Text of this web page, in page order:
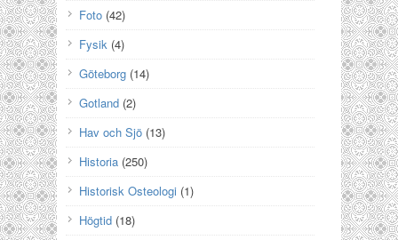
Foto (42)
Fysik (4)
Göteborg (14)
Gotland (2)
Hav och Sjö (13)
Historia (250)
Historisk Osteologi (1)
Högtid (18)